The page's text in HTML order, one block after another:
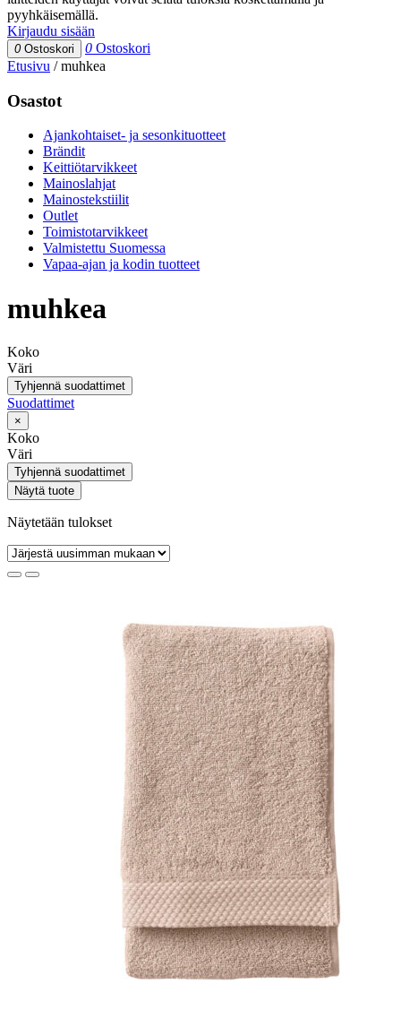
pyyhkäisemällä.
Kirjaudu sisään
0 Ostoskori 0 Ostoskori
Etusivu /muhkea
Osastot
Ajankohtaiset- ja sesonkituotteet
Brändit
Keittiötarvikkeet
Mainoslahjat
Mainostekstiilit
Outlet
Toimistotarvikkeet
Valmistettu Suomessa
Vapaa-ajan ja kodin tuotteet
muhkea
Koko
Väri
Tyhjennä suodattimet
Suodattimet
×
Koko
Väri
Tyhjennä suodattimet
Näytä tuote
Näytetään tulokset